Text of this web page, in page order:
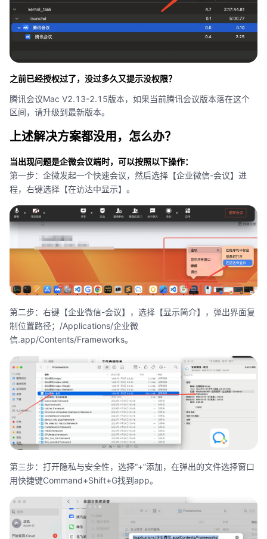
之前已经授权过了，没过多久又提示没权限？
腾讯会议Mac V2.13-2.15版本，如果当前腾讯会议版本落在这个
区间，请升级到最新版本。
上述解决方案都没用，怎么办？
当出现问题是企微会议端时，可以按照以下操作：
第一步：企微发起一个快速会议，然后选择【企业微信-会议】进
程，右键选择【在访达中显示】。
第二步：右键【企业微信-会议】，选择【显示简介】，弹出界面复
制位置路径；/Applications/企业微
信.app/Contents/Frameworks。
第三步：打开隐私与安全性，选择“+”添加，在弹出的文件选择窗口
用快捷键Command+Shift+G找到app。